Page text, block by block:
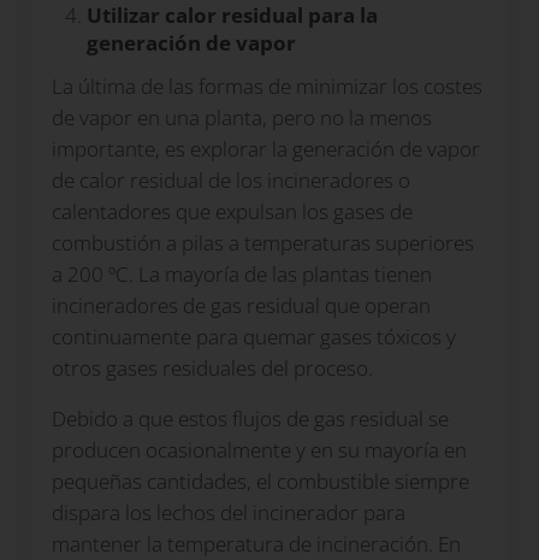
Utilizar calor residual para la
generación de vapor
La última de las formas de minimizar los costes
de vapor en una planta, pero no la menos
importante, es explorar la generación de vapor
de calor residual de los incineradores o
calentadores que expulsan los gases de
combustión a pilas a temperaturas superiores
a 200 ºC. La mayoría de las plantas tienen
incineradores de gas residual que operan
continuamente para quemar gases tóxicos y
otros gases residuales del proceso.
Debido a que estos flujos de gas residual se
producen ocasionalmente y en su mayoría en
pequeñas cantidades, el combustible siempre
dispara los lechos del incinerador para
mantener la temperatura de incineración. En